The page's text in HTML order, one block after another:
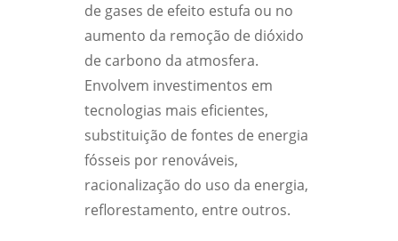
de gases de efeito estufa ou no
aumento da remoção de dióxido
de carbono da atmosfera.
Envolvem investimentos em
tecnologias mais eficientes,
substituição de fontes de energia
fósseis por renováveis,
racionalização do uso da energia,
reflorestamento, entre outros.